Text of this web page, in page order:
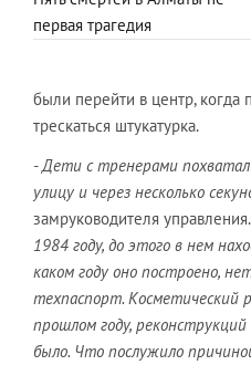
первая трагедия
были перейти в центр, когда
трескаться штукатурка.
- Дети с тренерами
улицу и через несколько
замруководителя управления.
1984 году, до этого в нем
каком году оно построено,
техпаспорт. Косметический
прошлом году, реконструкций
было. Что послужило